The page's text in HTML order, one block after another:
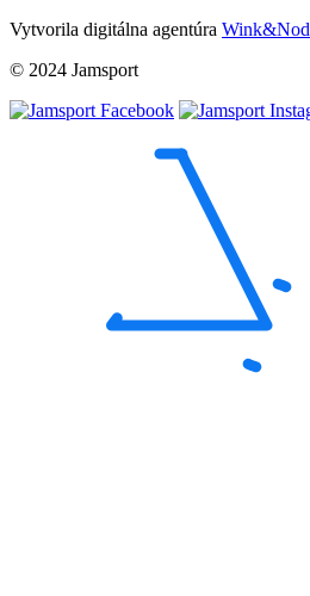
Vytvorila digitálna agentúra Wink&Nod
© 2024 Jamsport